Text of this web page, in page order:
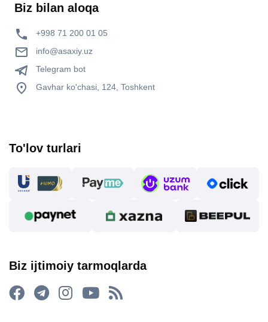
Biz bilan aloqa
+998 71 200 01 05
info@asaxiy.uz
Telegram bot
Gavhar ko'chasi, 124, Toshkent
To'lov turlari
Biz ijtimoiy tarmoqlarda